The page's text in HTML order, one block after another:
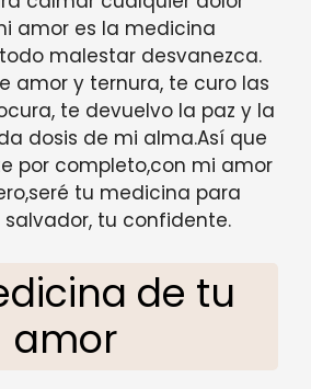
amor es la medicina
malestar desvanezca.
amor y ternura, te curo las
te devuelvo la paz y la
dosis de mi alma.Así que
por completo,con mi amor
tu medicina para
salvador, tu confidente.
de tu
amor